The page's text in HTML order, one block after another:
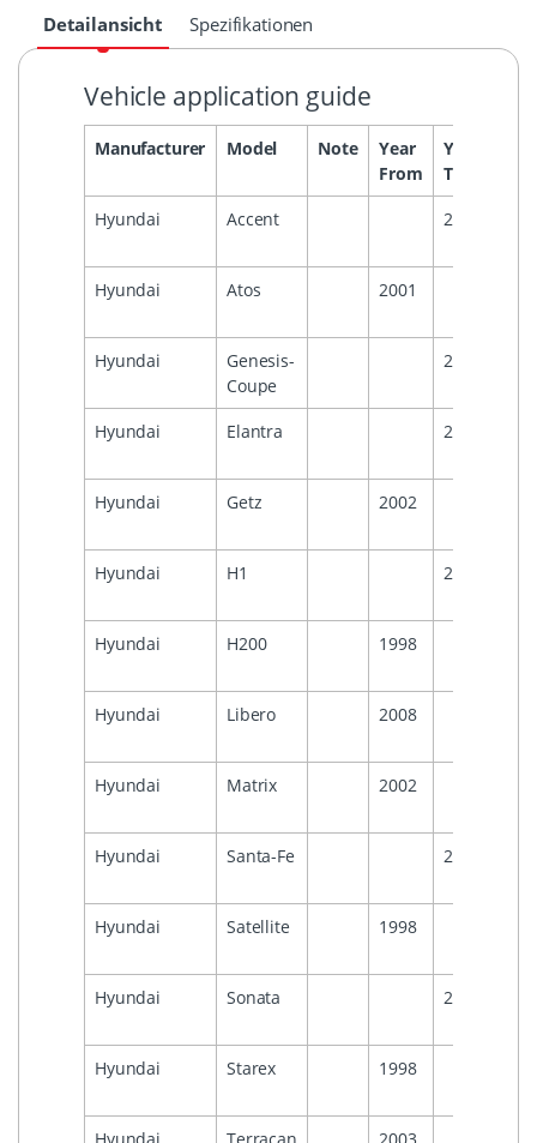
Detailansicht Spezifikationen
Vehicle application guide
Manufacturer Model Note
Year
From
Year
To
Hyundai Accent 2005
Hyundai Atos 2001
Hyundai
Genesis-
Coupe
2006
Hyundai Elantra 2006
Hyundai Getz 2002
Hyundai H1 2008
Hyundai H200 1998
Hyundai Libero 2008
Hyundai Matrix 2002
Hyundai Santa-Fe 2005
Hyundai Satellite 1998
Hyundai Sonata 2005
Hyundai Starex 1998
Hyundai Terracan 2003